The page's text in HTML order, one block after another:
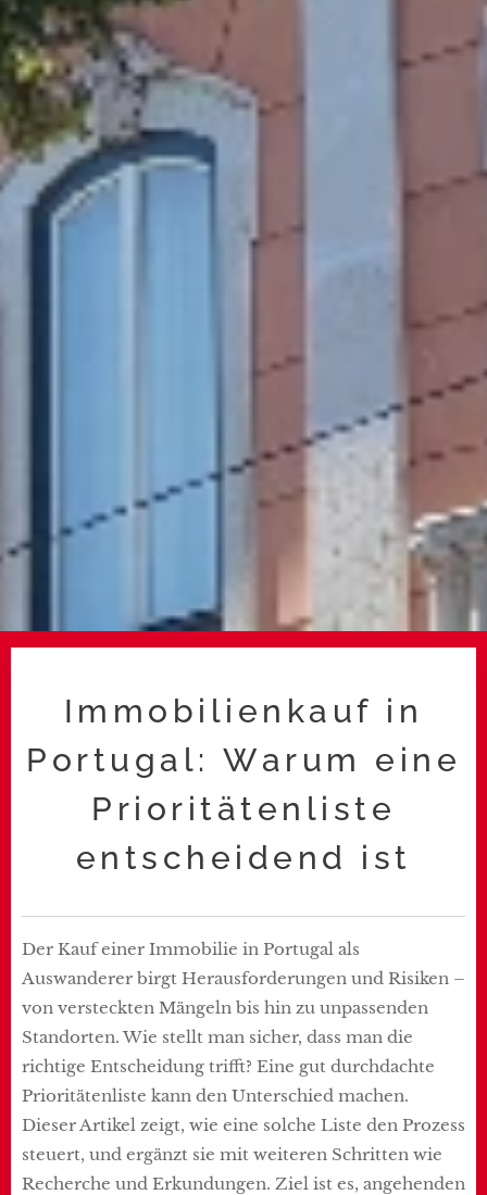
Immobilienkauf in
Portugal: Warum eine
Prioritätenliste
entscheidend ist
Der Kauf einer Immobilie in Portugal als
Auswanderer birgt Herausforderungen und Risiken –
von versteckten Mängeln bis hin zu unpassenden
Standorten. Wie stellt man sicher, dass man die
richtige Entscheidung trifft? Eine gut durchdachte
Prioritätenliste kann den Unterschied machen.
Dieser Artikel zeigt, wie eine solche Liste den Prozess
steuert, und ergänzt sie mit weiteren Schritten wie
Recherche und Erkundungen. Ziel ist es, angehenden